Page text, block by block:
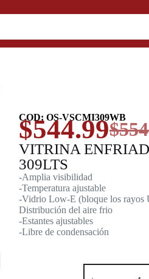
COD: OS-VSCMI309WB
$
$544.99
VITRINA
309LTS
-Amplia visibilidad
-Temperatura ajustable
-Vidrio Low-E (bloque los rayos
Distribución del aire frio
-Estantes ajustables
-Libre de condensación